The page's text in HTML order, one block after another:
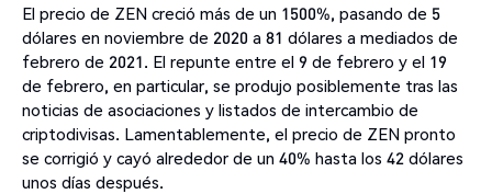
El precio de ZEN creció más de un 1500%, pasando de 5
dólares en noviembre de 2020 a 81 dólares a mediados de
febrero de 2021. El repunte entre el 9 de febrero y el 19
de febrero, en particular, se produjo posiblemente tras las
noticias de asociaciones y listados de intercambio de
criptodivisas. Lamentablemente, el precio de ZEN pronto
se corrigió y cayó alrededor de un 40% hasta los 42 dólares
unos días después.